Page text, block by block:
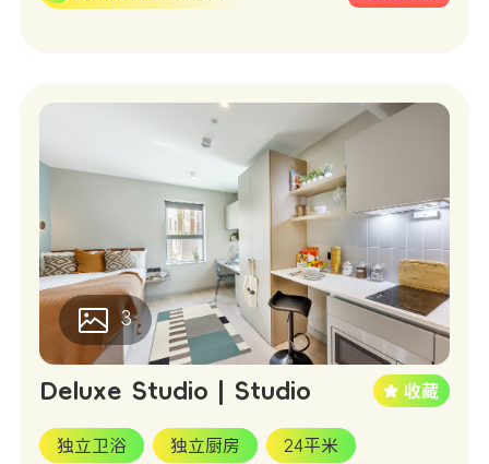
3
Deluxe Studio | Studio
独立卫浴 独立厨房 24平米